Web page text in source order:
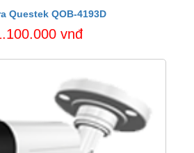
Questek QOB-4193D
vnđ